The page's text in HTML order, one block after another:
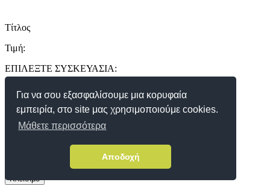
Για να σου εξασφαλίσουμε μια κορυφαία
εμπειρία, στο site μας χρησιμοποιούμε cookies.
Μάθετε περισσότερα
Αποδοχή
Τίτλος
Τιμή:
ΕΠΙΛΕΞΤΕ ΣΥΣΚΕΥΑΣΙΑ:
ΠΟΣΟΤΗΤΑ:
Κλείσιμο